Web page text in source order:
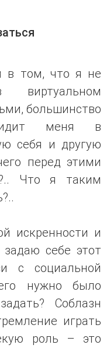
в том, что я не
большинство
меня в
себя и другую
перед этими
Что я таким
искренности и
себе этот
с социальной
нужно было
Соблазн
играть
роль – это